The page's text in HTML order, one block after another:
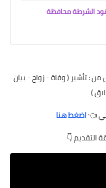
الشرطة محافظة
: تأشير ( وفاة - زواج - بيان
)
👈اضغط هنا
التقديم 👇